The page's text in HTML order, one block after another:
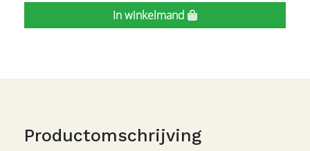
In winkelmand
Productomschrijving